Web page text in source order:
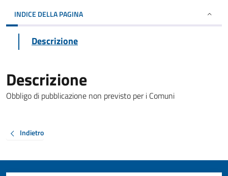
INDICE DELLA PAGINA
Descrizione
Descrizione
Obbligo di pubblicazione non previsto per i Comuni
Indietro